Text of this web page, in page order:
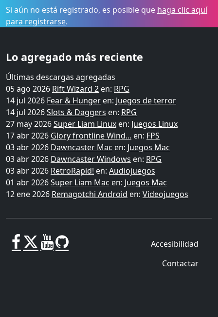
Si aún no está registrado, es posible que haga clic aquí
para registrarse.
Lo agregado más reciente
Últimas descargas agregadas
05 ago 2026 Rift Wizard 2 en: RPG
14 jul 2026 Fear & Hunger en: Juegos de terror
14 jul 2026Slots & Daggers en: RPG
27 may 2026Super Liam Linux en: Juegos Linux
17 abr 2026 Glory frontline Wind... en: FPS
03 abr 2026 Dawncaster Mac en: Juegos Mac
03 abr 2026 Dawncaster Windows en: RPG
03 abr 2026 RetroRapid! en: Audiojuegos
01 abr 2026Super Liam Mac en: Juegos Mac
12 ene 2026 Remagotchi Android en: Videojuegos
Accesibilidad
Contactar